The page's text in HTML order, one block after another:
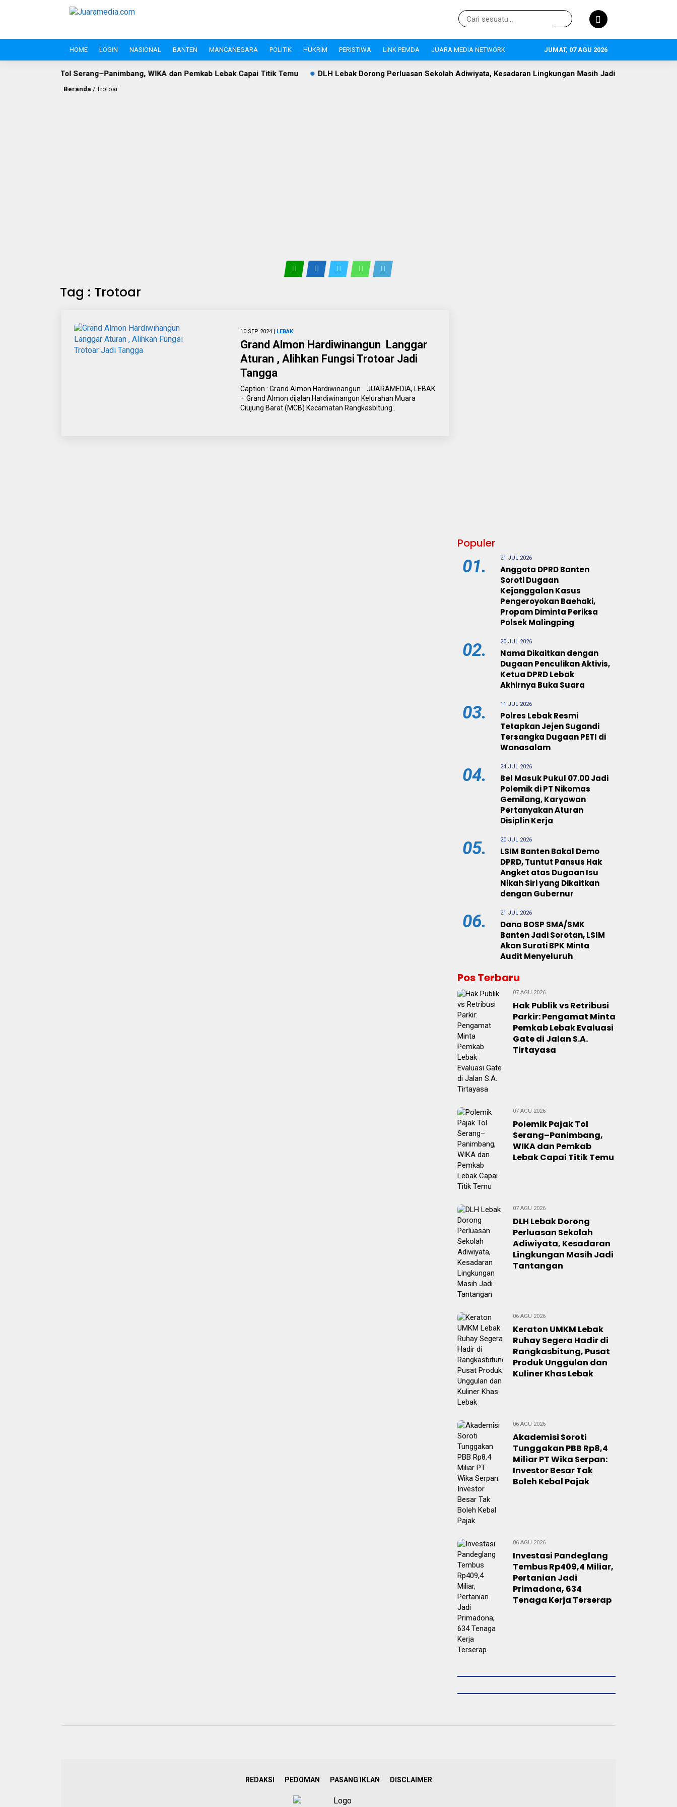
HOME LOGIN NASIONAL BANTEN MANCANEGARA POLITIK HUKRIM PERISTIWA LINK PEMDA JUARA MEDIA NETWORK JUMAT, 07 AGU 2026
Serang–Panimbang, WIKA dan Pemkab Lebak Capai Titik Temu DLH Lebak Dorong Perluasan Sekolah Adiwiyata, Kesadaran Lingkungan Masih Jadi Tantangan Keraton UMKM
Beranda /Trotoar
Tag : Trotoar
10 SEP 2024 | LEBAK
Grand Almon Hardiwinangun Langgar
Aturan , Alihkan Fungsi Trotoar Jadi
Tangga
Caption : Grand Almon Hardiwinangun JUARAMEDIA, LEBAK
– Grand Almon dijalan Hardiwinangun Kelurahan Muara
Ciujung Barat (MCB) Kecamatan Rangkasbitung..
Populer
01. 21 JUL 2026
Anggota DPRD Banten
Soroti Dugaan
Kejanggalan Kasus
Pengeroyokan Baehaki,
Propam Diminta Periksa
Polsek Malingping
02. 20 JUL 2026
Nama Dikaitkan dengan
Dugaan Penculikan Aktivis,
Ketua DPRD Lebak
Akhirnya Buka Suara
03. 11 JUL 2026
Polres Lebak Resmi
Tetapkan Jejen Sugandi
Tersangka Dugaan PETI di
Wanasalam
04. 24 JUL 2026
Bel Masuk Pukul 07.00 Jadi
Polemik di PT Nikomas
Gemilang, Karyawan
Pertanyakan Aturan
Disiplin Kerja
05. 20 JUL 2026
LSIM Banten Bakal Demo
DPRD, Tuntut Pansus Hak
Angket atas Dugaan Isu
Nikah Siri yang Dikaitkan
dengan Gubernur
06. 21 JUL 2026
Dana BOSP SMA/SMK
Banten Jadi Sorotan, LSIM
Akan Surati BPK Minta
Audit Menyeluruh
Pos Terbaru
07 AGU 2026
Hak Publik vs Retribusi
Parkir: Pengamat Minta
Pemkab Lebak Evaluasi
Gate di Jalan S.A.
Tirtayasa
07 AGU 2026
Polemik Pajak Tol
Serang–Panimbang,
WIKA dan Pemkab
Lebak Capai Titik Temu
07 AGU 2026
DLH Lebak Dorong
Perluasan Sekolah
Adiwiyata, Kesadaran
Lingkungan Masih Jadi
Tantangan
06 AGU 2026
Keraton UMKM Lebak
Ruhay Segera Hadir di
Rangkasbitung, Pusat
Produk Unggulan dan
Kuliner Khas Lebak
06 AGU 2026
Akademisi Soroti
Tunggakan PBB Rp8,4
Miliar PT Wika Serpan:
Investor Besar Tak
Boleh Kebal Pajak
06 AGU 2026
Investasi Pandeglang
Tembus Rp409,4 Miliar,
Pertanian Jadi
Primadona, 634
Tenaga Kerja Terserap
REDAKSI PEDOMAN PASANG IKLAN DISCLAIMER